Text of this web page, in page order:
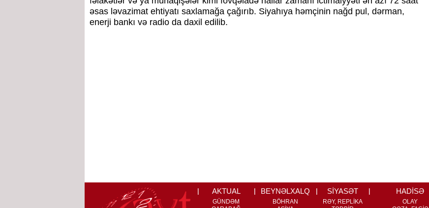
əsas ləvazimat ehtiyatı saxlamağa çağırıb. Siyahıya həmçinin nağd pul, dərman,
enerji bankı və radio da daxil edilib.
AKTUAL
GÜNDƏM
BEYNƏLXALQ
BÖHRAN
SİYASƏT
RƏY, REPLİKA
HADİSƏ
OLAY